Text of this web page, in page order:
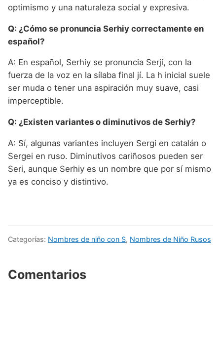
optimismo y una naturaleza social y expresiva.
Q: ¿Cómo se pronuncia Serhiy correctamente en
español?
A: En español, Serhiy se pronuncia Serjí, con la
fuerza de la voz en la sílaba final jí. La h inicial suele
ser muda o tener una aspiración muy suave, casi
imperceptible.
Q: ¿Existen variantes o diminutivos de Serhiy?
A: Sí, algunas variantes incluyen Sergi en catalán o
Sergei en ruso. Diminutivos cariñosos pueden ser
Seri, aunque Serhiy es un nombre que por sí mismo
ya es conciso y distintivo.
Categorías: Nombres de niño con S, Nombres de Niño Rusos
Comentarios